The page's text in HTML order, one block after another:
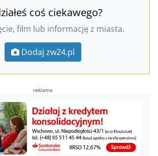
coś ciekawego?
film lub informację z miasta.
Dodaj zw24.pl
reklama